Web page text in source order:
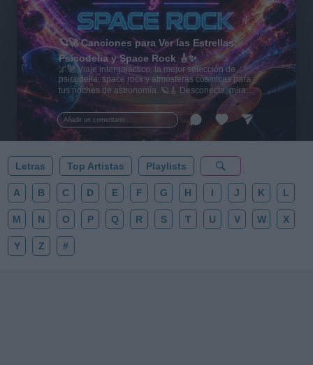
Añadir un comentario ...
🪐🚀 Canciones para Ver las Estrellas:
Psicodelia y Space Rock 🎸✨
🌌🚀 Viaje intergaláctico: la mejor selección de
psicodelia, space rock y atmósferas cósmicas para
tus noches de astronomía. 🪐🎸 Desconecta, mira
al firmamento y siente la gravedad cero. 💾 ¡Guarda
esta colección para tu próxima noche estrellada!
✨⭐
Letras Top Artistas Playlists
A B C D E F G H I J K L
M N O P Q R S T U V W X
Y Z #